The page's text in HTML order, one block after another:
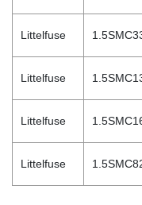
Littelfuse
Littelfuse
Littelfuse
Littelfuse